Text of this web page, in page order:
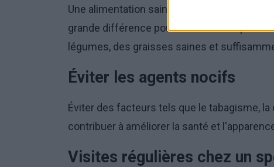
Une alimentation saine, riche en vitamines,
grande différence pour la santé de la
légumes, des graisses saines et
Éviter les agents nocifs
Éviter des facteurs tels que le tabagisme,
contribuer à améliorer la santé et
Visites régulières chez un